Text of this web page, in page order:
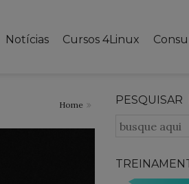
Notícias Cursos 4Linux
Home PESQUISAR